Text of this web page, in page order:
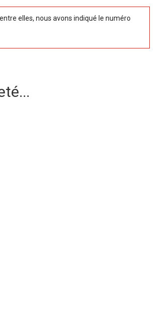
elles, nous avons indiqué le numéro